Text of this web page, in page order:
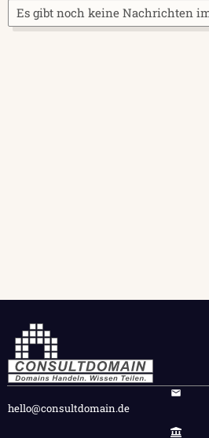
Es gibt noch keine Nachrichten
hello@consultdomain.de